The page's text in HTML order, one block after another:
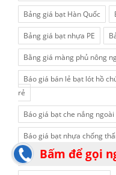
Bảng giá bạt Hàn Quốc
Bảng giá bạt nhựa PE
Bằng giá màng phủ nông
Báo giá bán lẻ bạt lót hồ
rẻ
Báo giá bạt che nắng
Báo giá bạt nhựa chống
Báo giá dù che sân
Bấm để gọi